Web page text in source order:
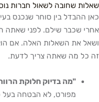
שאלות שחובה לשאול חברות
כאן ההבדל בין סוחר שנכנס
אחרי שכבר שילם. לפני שאתה
ושאל את השאלות האלה. אם
זה כל מה שאתה צריך לדעת.
"מה בדיוק חלוקת
מפורט, לא הבטחה בעל